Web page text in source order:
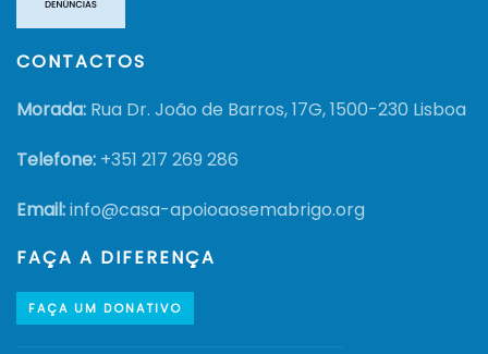
CONTACTOS
Morada: Rua Dr. João de Barros, 17G, 1500-230 Lisboa
Telefone: +351 217 269 286
Email:info@casa-apoioaosemabrigo.org
FAÇA A DIFERENÇA
FAÇA UM DONATIVO